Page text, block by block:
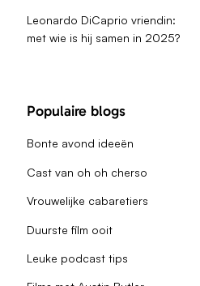
Leonardo DiCaprio vriendin:
met wie is hij samen in 2025?
Populaire blogs
Bonte avond ideeën
Cast van oh oh cherso
Vrouwelijke cabaretiers
Duurste film ooit
Leuke podcast tips